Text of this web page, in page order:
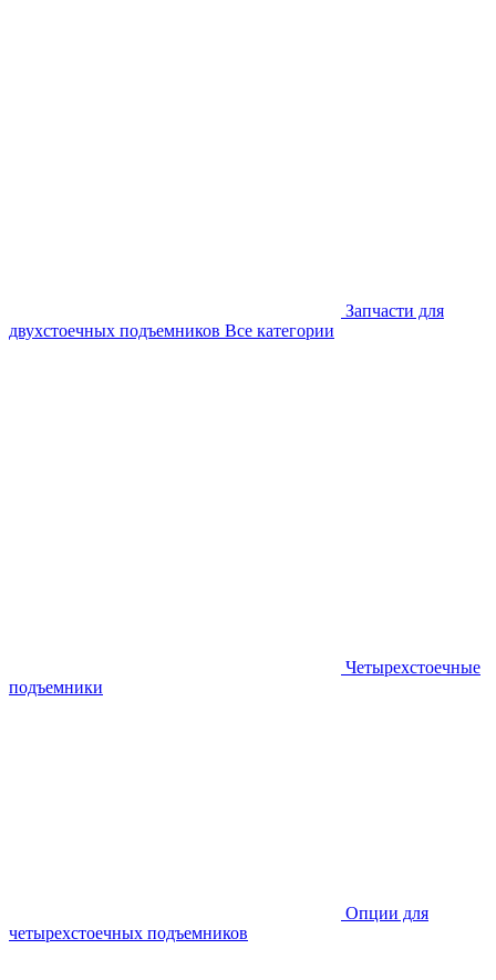
Запчасти для
двухстоечных подъемников Все категории
Четырехстоечные
подъемники
Опции для
четырехстоечных подъемников